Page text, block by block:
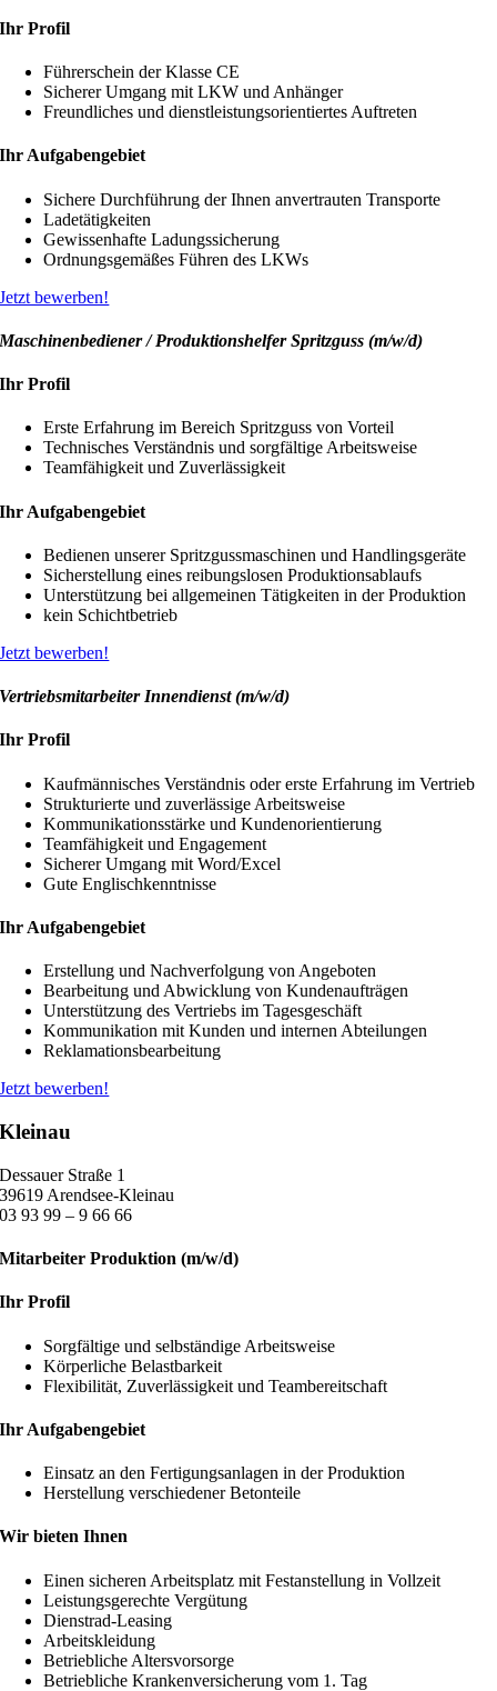
Ihr Profil
Führerschein der Klasse CE
Sicherer Umgang mit LKW und Anhänger
Freundliches und dienstleistungsorientiertes Auftreten
Ihr Aufgabengebiet
Sichere Durchführung der Ihnen anvertrauten Transporte
Ladetätigkeiten
Gewissenhafte Ladungssicherung
Ordnungsgemäßes Führen des LKWs
Jetzt bewerben!
Maschinenbediener / Produktionshelfer Spritzguss (m/w/d)
Ihr Profil
Erste Erfahrung im Bereich Spritzguss von Vorteil
Technisches Verständnis und sorgfältige Arbeitsweise
Teamfähigkeit und Zuverlässigkeit
Ihr Aufgabengebiet
Bedienen unserer Spritzgussmaschinen und Handlingsgeräte
Sicherstellung eines reibungslosen Produktionsablaufs
Unterstützung bei allgemeinen Tätigkeiten in der Produktion
kein Schichtbetrieb
Jetzt bewerben!
Vertriebsmitarbeiter Innendienst (m/w/d)
Ihr Profil
Kaufmännisches Verständnis oder erste Erfahrung im Vertrieb
Strukturierte und zuverlässige Arbeitsweise
Kommunikationsstärke und Kundenorientierung
Teamfähigkeit und Engagement
Sicherer Umgang mit Word/Excel
Gute Englischkenntnisse
Ihr Aufgabengebiet
Erstellung und Nachverfolgung von Angeboten
Bearbeitung und Abwicklung von Kundenaufträgen
Unterstützung des Vertriebs im Tagesgeschäft
Kommunikation mit Kunden und internen Abteilungen
Reklamationsbearbeitung
Jetzt bewerben!
Kleinau
Dessauer Straße 1
39619 Arendsee-Kleinau
03 93 99 – 9 66 66
Mitarbeiter Produktion (m/w/d)
Ihr Profil
Sorgfältige und selbständige Arbeitsweise
Körperliche Belastbarkeit
Flexibilität, Zuverlässigkeit und Teambereitschaft
Ihr Aufgabengebiet
Einsatz an den Fertigungsanlagen in der Produktion
Herstellung verschiedener Betonteile
Wir bieten Ihnen
Einen sicheren Arbeitsplatz mit Festanstellung in Vollzeit
Leistungsgerechte Vergütung
Dienstrad-Leasing
Arbeitskleidung
Betriebliche Altersvorsorge
Betriebliche Krankenversicherung vom 1. Tag